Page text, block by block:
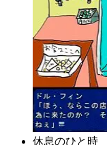
休息のひと時